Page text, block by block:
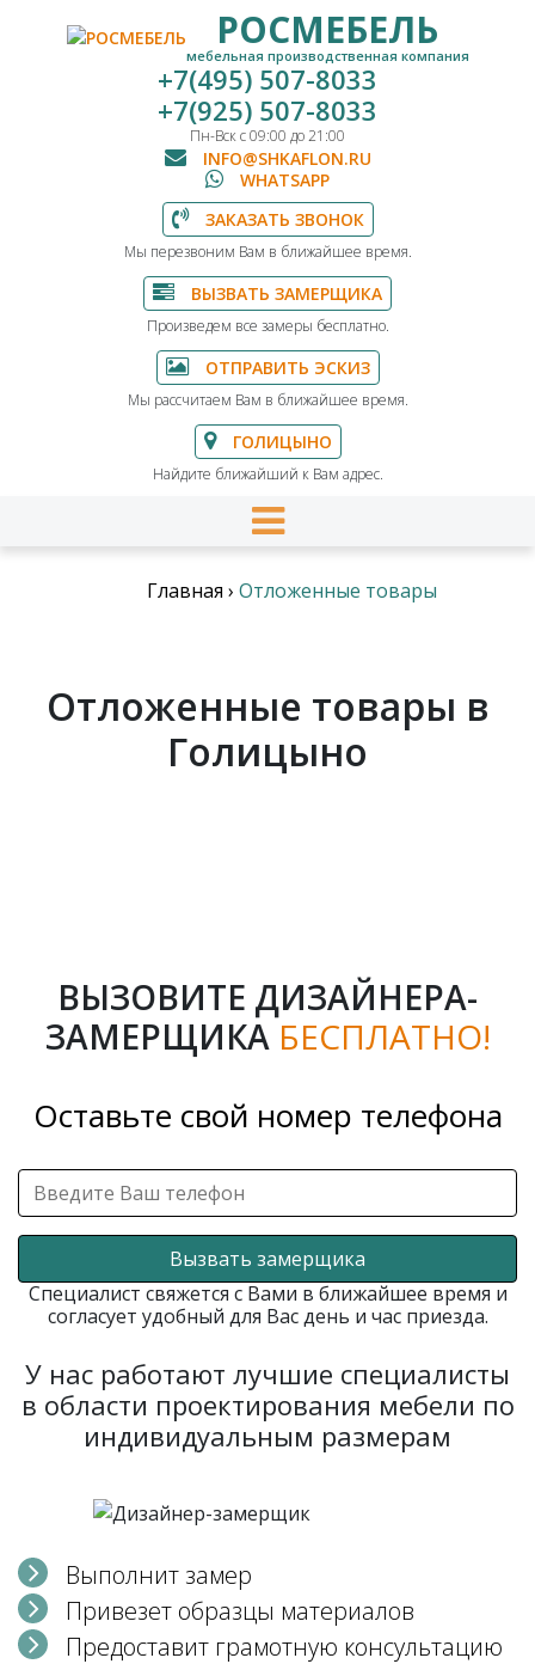
РОСМЕБЕЛЬ
мебельная производственная компания
+7(495) 507-8033
+7(925) 507-8033
Пн-Вск с 09:00 до 21:00
INFO@SHKAFLON.RU
WHATSAPP
ЗАКАЗАТЬ ЗВОНОК
Мы перезвоним Вам в ближайшее время.
ВЫЗВАТЬ ЗАМЕРЩИКА
Произведем все замеры бесплатно.
ОТПРАВИТЬ ЭСКИЗ
Мы рассчитаем Вам в ближайшее время.
ГОЛИЦЫНО
Найдите ближайший к Вам адрес.
Главная › Отложенные товары
Отложенные товары в
Голицыно
ВЫЗОВИТЕ ДИЗАЙНЕРА-
ЗАМЕРЩИКА БЕСПЛАТНО!
Оставьте свой номер телефона
Вызвать замерщика
Специалист свяжется с Вами в ближайшее время и
согласует удобный для Вас день и час приезда.
У нас работают лучшие специалисты
в области проектирования мебели по
индивидуальным размерам
Выполнит замер
Привезет образцы материалов
Предоставит грамотную консультацию